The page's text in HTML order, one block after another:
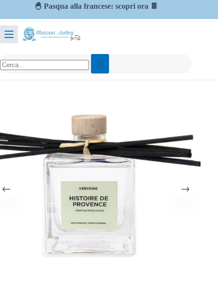
🐣 Pasqua alla francese: scopri ora 🍫